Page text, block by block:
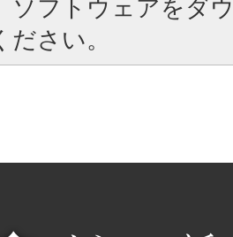
ソフトウェアをダ
さい。